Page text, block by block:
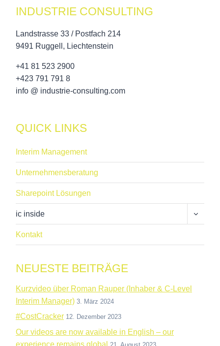
FRAKTAL
INDUSTRIE CONSULTING
Landstrasse 33 / Postfach 214
9491 Ruggell, Liechtenstein
+41 81 523 2900
+423 791 791 8
info @ industrie-consulting.com
QUICK LINKS
Interim Management
Unternehmensberatung
Sharepoint Lösungen
ic inside
Kontakt
NEUESTE BEITRÄGE
Kurzvideo über Roman Rauper (Inhaber & C-Level
Interim Manager) 3. März 2024
#CostCracker 12. Dezember 2023
Our videos are now available in English – our
experience remains global